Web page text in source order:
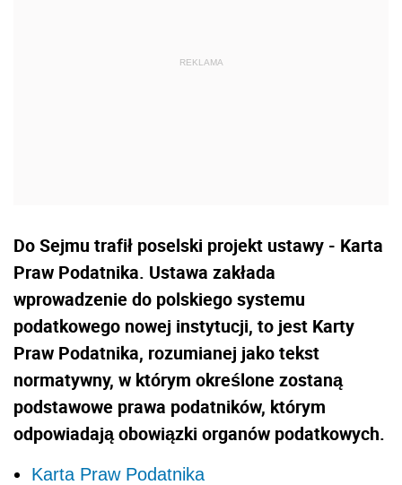
Do Sejmu trafił poselski projekt ustawy - Karta
Praw Podatnika. Ustawa zakłada
wprowadzenie do polskiego systemu
podatkowego nowej instytucji, to jest Karty
Praw Podatnika, rozumianej jako tekst
normatywny, w którym określone zostaną
podstawowe prawa podatników, którym
odpowiadają obowiązki organów podatkowych.
Karta Praw Podatnika